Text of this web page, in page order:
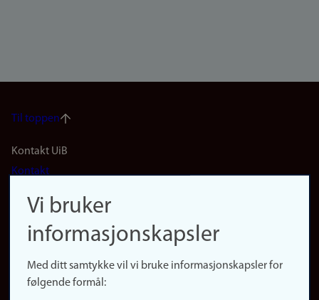
Til toppen
Footer
(no)
Kontakt UiB
Kontakt
Finn forsker
Presse
Finn studier
Ledige stillinger
Vi bruker
informasjonskapsler
Med ditt samtykke vil vi bruke informasjonskapsler for
følgende formål: